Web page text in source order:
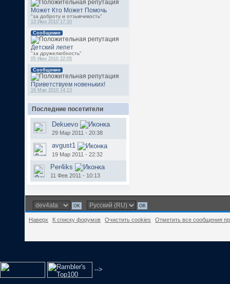
Может Кто Может Помочь
"за доброту и отзывчивость"
13 Июн 2010 17:10
Сообщение
Детский лепет
"за дружелюбность"
05 Июн 2010 22:05
Сообщение
Приветствуем новеньких!
16 Мар 2010 14:13
Последние посетители
Dekuevo
29 Мар 2011 - 20:38
avgust1
19 Мар 2011 - 22:32
Per4iks
11 Фев 2011 - 10:13
Наверх К списку форумов Очистить cookies Отметить все сообщения
-->